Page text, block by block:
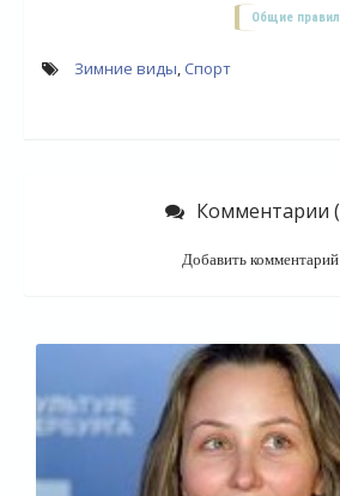
Общие
Зимние виды, Спорт
Комментарии
Добавить комментарий